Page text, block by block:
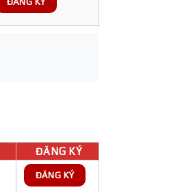
ĐĂNG KÝ
ĐĂNG KÝ